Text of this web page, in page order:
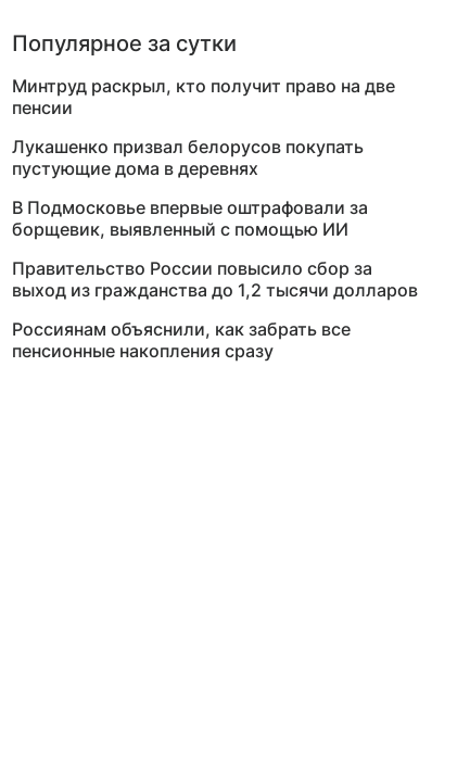
Популярное за сутки
Минтруд раскрыл, кто получит право на две
пенсии
Лукашенко призвал белорусов покупать
пустующие дома в деревнях
В Подмосковье впервые оштрафовали за
борщевик, выявленный с помощью ИИ
Правительство России повысило сбор за
выход из гражданства до 1,2 тысячи долларов
Россиянам объяснили, как забрать все
пенсионные накопления сразу